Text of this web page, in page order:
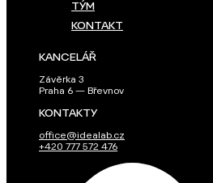
TÝM
KONTAKT
KANCELÁŘ
Závěrka 3
Praha 6 — Břevnov
KONTAKTY
office@idealab.cz
+420 777 572 476